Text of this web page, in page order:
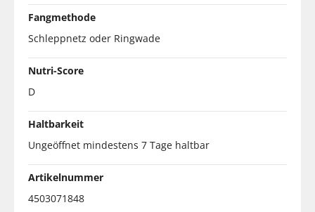
Fangmethode
Schleppnetz oder Ringwade
Nutri-Score
D
Haltbarkeit
Ungeöffnet mindestens 7 Tage haltbar
Artikelnummer
4503071848